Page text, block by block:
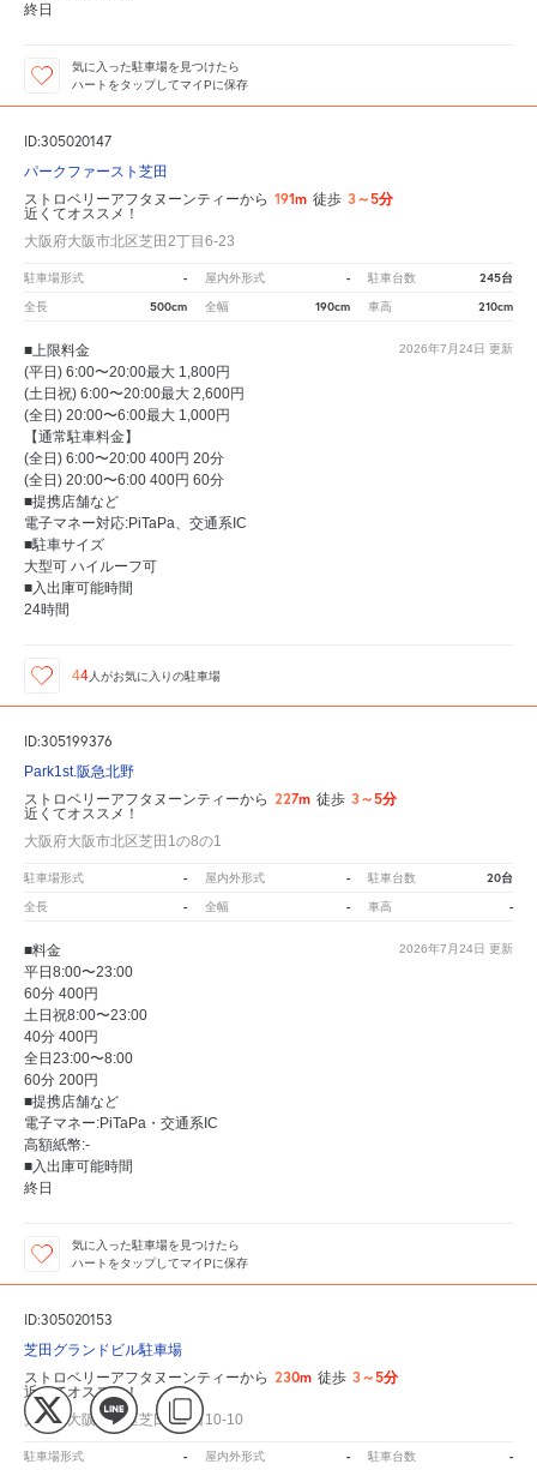
終日
気に入った駐車場を見つけたら
ハートをタップしてマイPに保存
ID:305020147
パークファースト芝田
ストロベリーアフタヌーンティーから 191m 徒歩 3～5分
近くてオススメ！
大阪府大阪市北区芝田2丁目6-23
駐車場形式 - 屋内外形式 - 駐車台数 245台
全長 500cm 全幅 190cm 車高 210cm
2026年7月24日 更新
■上限料金
(平日) 6:00〜20:00最大 1,800円
(土日祝) 6:00〜20:00最大 2,600円
(全日) 20:00〜6:00最大 1,000円
【通常駐車料金】
(全日) 6:00〜20:00 400円 20分
(全日) 20:00〜6:00 400円 60分
■提携店舗など
電子マネー対応:PiTaPa、交通系IC
■駐車サイズ
大型可 ハイルーフ可
■入出庫可能時間
24時間
44人がお気に入りの駐車場
ID:305199376
Park1st.阪急北野
ストロベリーアフタヌーンティーから 227m 徒歩 3～5分
近くてオススメ！
大阪府大阪市北区芝田1の8の1
駐車場形式 - 屋内外形式 - 駐車台数 20台
全長 - 全幅 - 車高 -
2026年7月24日 更新
■料金
平日8:00〜23:00
60分 400円
土日祝8:00〜23:00
40分 400円
全日23:00〜8:00
60分 200円
■提携店舗など
電子マネー:PiTaPa・交通系IC
高額紙幣:-
■入出庫可能時間
終日
気に入った駐車場を見つけたら
ハートをタップしてマイPに保存
ID:305020153
芝田グランドビル駐車場
ストロベリーアフタヌーンティーから 230m 徒歩 3～5分
近くてオススメ！
大阪府大阪市北区芝田1丁目10-10
駐車場形式 - 屋内外形式 - 駐車台数 -